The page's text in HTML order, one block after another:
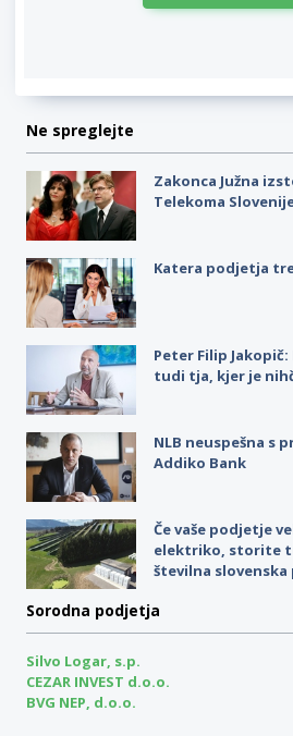
Ne spreglejte
Zakonca Južna
Telekoma
Katera podjetja
Peter Filip
tudi tja, kjer je
NLB neuspešna s
Addiko Bank
Če vaše podjetje
elektriko, storite
številna
Sorodna podjetja
Silvo Logar, s.p.
CEZAR INVEST d.o.o.
BVG NEP, d.o.o.